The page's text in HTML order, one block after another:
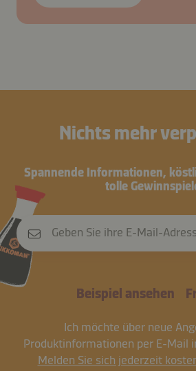
Nichts mehr
Spannende Informationen,
tolle
Geben Sie ihre E-Mail-
Beispiel ansehen
Ich möchte über neue
Produktinformationen per E-Mail
Melden Sie sich jederzeit